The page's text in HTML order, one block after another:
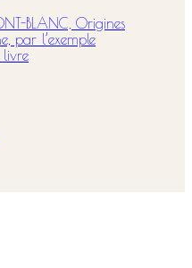
BLANC, Origines
par l’exemple
livre